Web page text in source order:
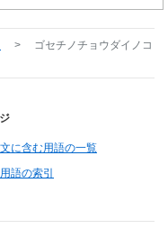
>
ゴセチノチョウダイノコ
に含む用語の一覧
語の索引